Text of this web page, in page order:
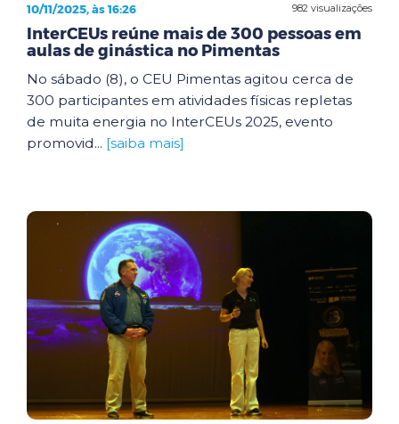
982 visualizações
10/11/2025, às 16:26
InterCEUs reúne mais de 300 pessoas em
aulas de ginástica no Pimentas
No sábado (8), o CEU Pimentas agitou cerca de
300 participantes em atividades físicas repletas
de muita energia no InterCEUs 2025, evento
promovid... [saiba mais]